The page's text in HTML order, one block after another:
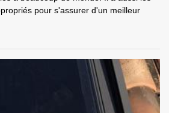
pour s'assurer d'un meilleur